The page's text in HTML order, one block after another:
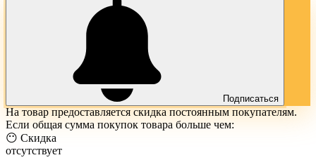
Подписаться
На товар предоставляется скидка постоянным покупателям.
Если общая сумма покупок товара больше чем:
😶 Скидка
отсутствует